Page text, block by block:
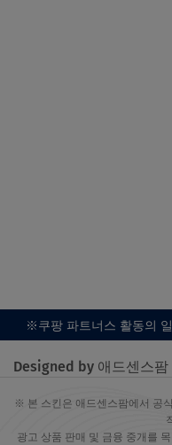
※쿠팡 파트너스 활동의
Designed by 애드센스팜
※ 본 스킨은 애드센스팜에서 공
광고 상품 판매 및 금융 중개를